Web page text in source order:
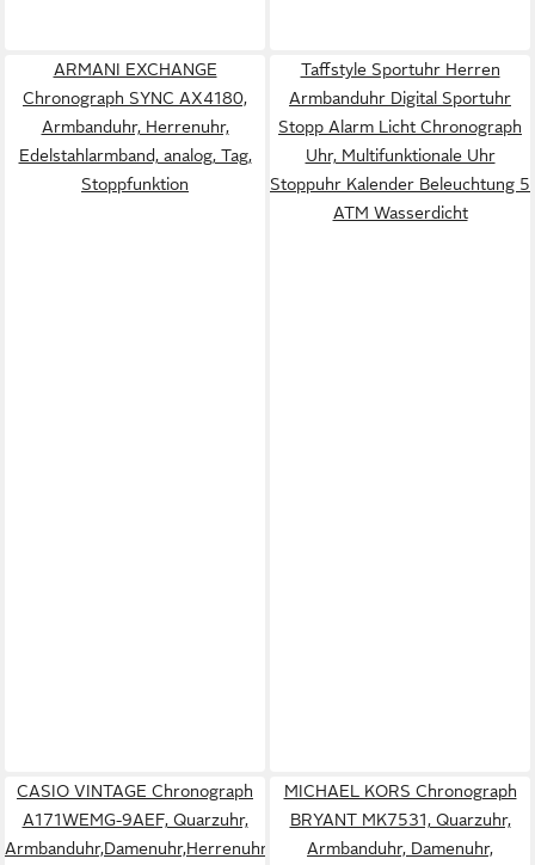
ARMANI EXCHANGE
Chronograph SYNC AX4180,
Armbanduhr, Herrenuhr,
Edelstahlarmband, analog, Tag,
Stoppfunktion
Taffstyle Sportuhr Herren
Armbanduhr Digital Sportuhr
Stopp Alarm Licht Chronograph
Uhr, Multifunktionale Uhr
Stoppuhr Kalender Beleuchtung 5
ATM Wasserdicht
CASIO VINTAGE Chronograph
A171WEMG-9AEF, Quarzuhr,
Armbanduhr,Damenuhr,Herrenuhr,
MICHAEL KORS Chronograph
BRYANT MK7531, Quarzuhr,
Armbanduhr, Damenuhr,